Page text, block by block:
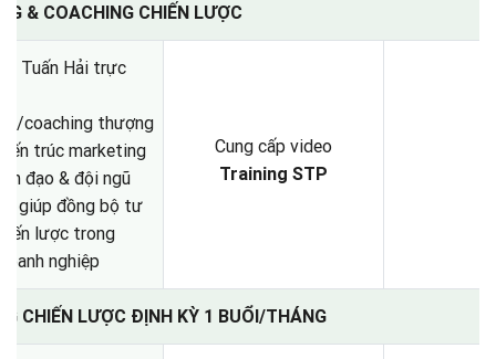
& COACHING CHIẾN LƯỢC
Tuấn Hải trực
coaching thượng
trúc marketing
đạo & đội ngũ
giúp đồng bộ tư
lược trong
nghiệp
Cung cấp video
Training STP
CHIẾN LƯỢC ĐỊNH KỲ 1 BUỔI/THÁNG